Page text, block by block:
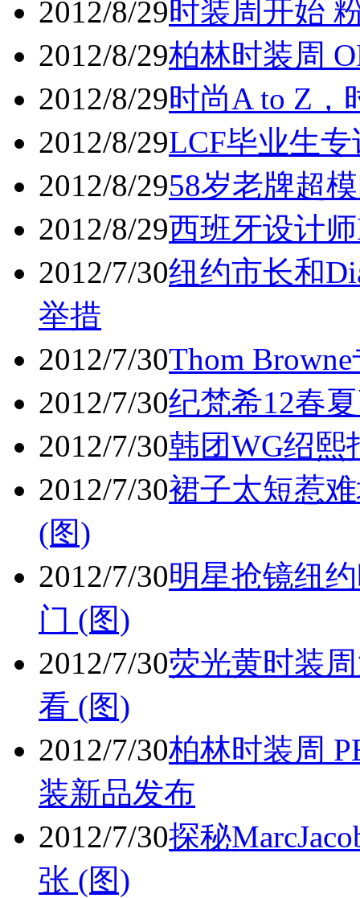
2012/8/29时装周开始
2012/8/29柏林时装周
2012/8/29时尚A to Z，
2012/8/29LCF毕业生专
2012/8/2958岁老牌超
2012/8/29西班牙设计
2012/7/30纽约市长和
举措
2012/7/30Thom
2012/7/30纪梵希12春
2012/7/30韩团WG绍熙
2012/7/30裙子太短惹
(图)
2012/7/30明星抢镜纽
门 (图)
2012/7/30荧光黄时装
看 (图)
2012/7/30柏林时装周
装新品发布
2012/7/30探秘
张 (图)